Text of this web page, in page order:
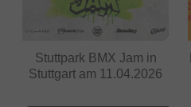
Stuttpark BMX Jam in
Stuttgart am 11.04.2026